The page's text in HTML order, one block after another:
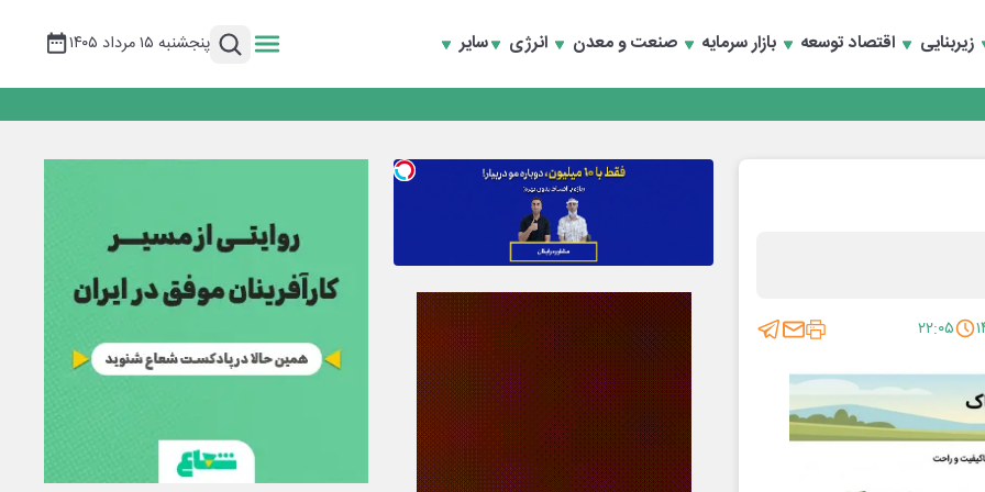
زیربنایی اقتصاد توسعه بازار سرمایه صنعت و معدن انرژی سایر پنجشنبه ۱۵ مرداد ۱۴۰۵
انرژی‌های نو و تجدیدپذیر با حضور استاندار اصفهان
۲۲:۰۵